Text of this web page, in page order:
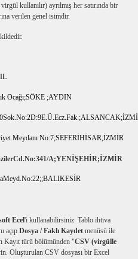
kullanılır) ayrılmış her satırında bir
verilen genel isimdir.
Ocağı;SÖKE ;AYDIN
Meydanı No:7;SEFERİHİSAR;İZMİR
A;YENİŞEHİR;İZMİR
Ecel'i kullanabilirsiniz. Tablo ihtiva
açıp Dosya / Faklı Kaydet menüsü ile
Kayıt türü bölümünden "CSV (virgülle
Oluşturulan CSV dosyası bir Excel